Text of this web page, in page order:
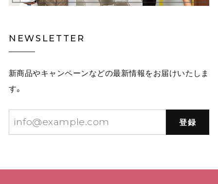
NEWSLETTER
新商品やキャンペーンなどの最新情報をお届けいたしま
す。
登録